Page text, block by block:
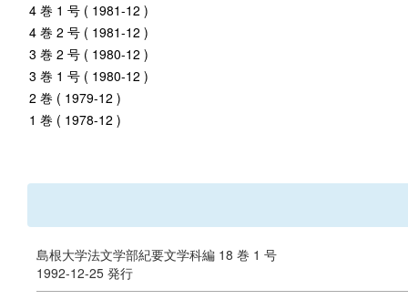
4 巻 1 号 ( 1981-12 )
4 巻 2 号 ( 1981-12 )
3 巻 2 号 ( 1980-12 )
3 巻 1 号 ( 1980-12 )
2 巻 ( 1979-12 )
1 巻 ( 1978-12 )
島根大学法文学部紀要文学科編 18 巻 1 号
1992-12-25 発行